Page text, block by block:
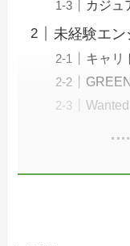
カジュ
未経験エン
キャリ